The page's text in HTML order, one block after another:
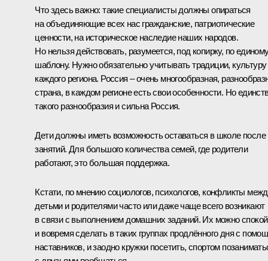
Что здесь важно: такие специалисты должны опираться
на объединяющие всех нас гражданские, патриотические
ценности, на историческое наследие наших народов.
Но нельзя действовать, разумеется, под копирку, по
шаблону. Нужно обязательно учитывать традиции, культуру
каждого региона. Россия – очень многообразная,
страна, в каждом регионе есть свои особенности. Но
такого разнообразия и сильна Россия.
Дети должны иметь возможность оставаться в школе после
занятий. Для большого количества семей, где родители
работают, это большая поддержка.
Кстати, по мнению социологов, психологов, конфликты
детьми и родителями часто или даже чаще всего возникают
в связи с выполнением домашних заданий. Их можно
и вовремя сделать в таких группах продлённого дня с
наставников, и заодно кружки посетить, спортом